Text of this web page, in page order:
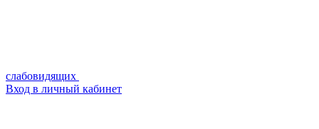
слабовидящих
Вход в личный кабинет